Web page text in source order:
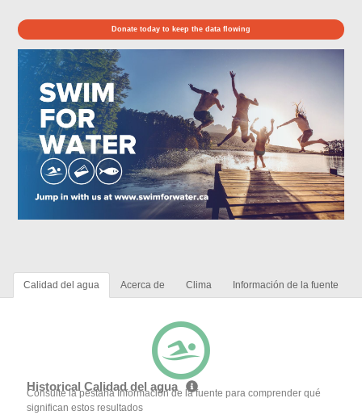
Donate today to keep the data flowing
Calidad del agua Acerca de Clima Información de la fuente
Historical Calidad del agua
Consulte la pestaña Información de la fuente para comprender qué
significan estos resultados